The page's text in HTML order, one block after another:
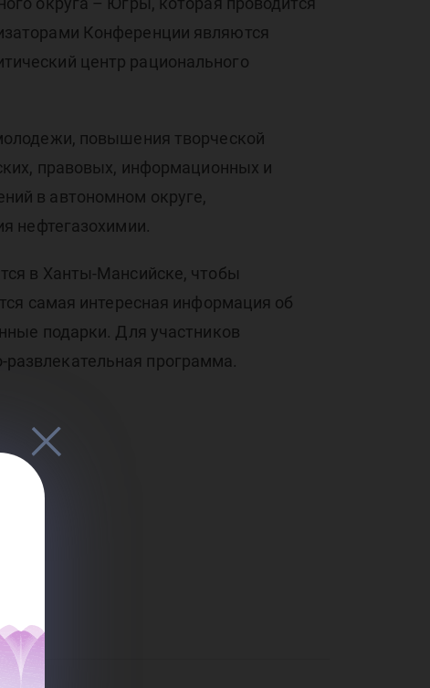
Конференции являются
центр рационального
повышения творческой
правовых, информационных и
в автономном округе,
нефтегазохимии.
в Ханты-Мансийске, чтобы
самая интересная информация об
подарки. Для участников
программа.